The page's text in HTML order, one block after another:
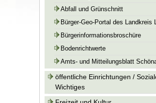
Abfall und Grünschnitt
Bürger-Geo-Portal des Landkreis
Bürgerinformationsbroschüre
Bodenrichtwerte
Amts- und Mitteilungsblatt
öffentliche Einrichtungen /
Wichtiges